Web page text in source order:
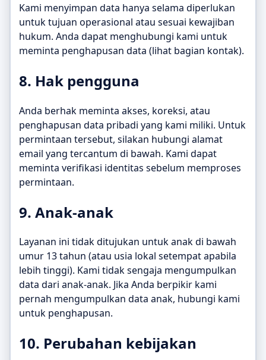
Kami menyimpan data hanya selama diperlukan
untuk tujuan operasional atau sesuai kewajiban
hukum. Anda dapat menghubungi kami untuk
meminta penghapusan data (lihat bagian kontak).
8. Hak pengguna
Anda berhak meminta akses, koreksi, atau
penghapusan data pribadi yang kami miliki. Untuk
permintaan tersebut, silakan hubungi alamat
email yang tercantum di bawah. Kami dapat
meminta verifikasi identitas sebelum memproses
permintaan.
9. Anak-anak
Layanan ini tidak ditujukan untuk anak di bawah
umur 13 tahun (atau usia lokal setempat apabila
lebih tinggi). Kami tidak sengaja mengumpulkan
data dari anak-anak. Jika Anda berpikir kami
pernah mengumpulkan data anak, hubungi kami
untuk penghapusan.
10. Perubahan kebijakan